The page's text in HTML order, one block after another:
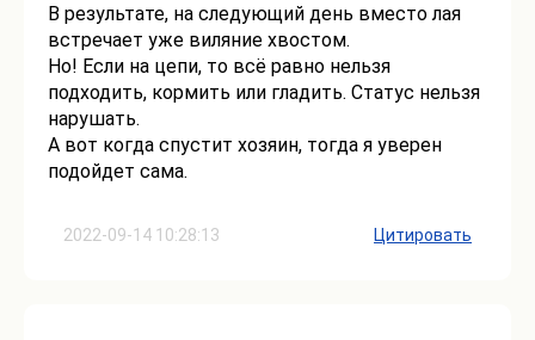
2022-09-14 10:28:13
В результате, на следующий день вместо лая
встречает уже виляние хвостом.
Но! Если на цепи, то всё равно нельзя
подходить, кормить или гладить. Статус нельзя
нарушать.
А вот когда спустит хозяин, тогда я уверен
подойдет сама.
Цитировать